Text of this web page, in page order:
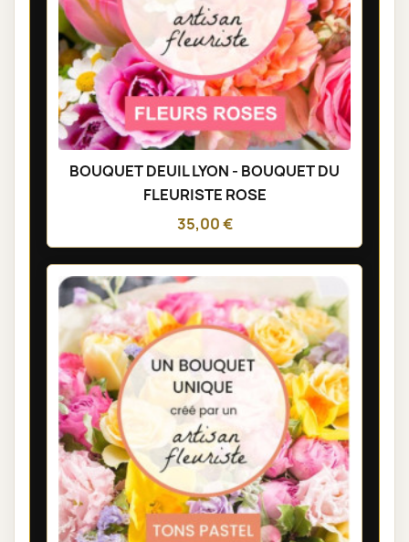
BOUQUET DEUIL LYON - BOUQUET DU
FLEURISTE ROSE
35,00 €